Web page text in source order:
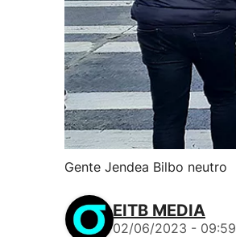
Gente Jendea Bilbo neutro
EITB MEDIA
02/06/2023 - 09:59